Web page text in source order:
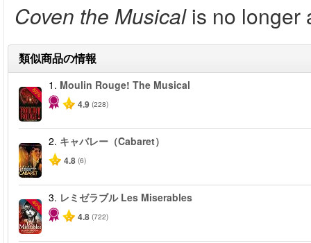
Coven the Musicalis no longer
類似商品の情報
-50%
1. Moulin Rouge! The Musical
4.9 (228)
2. キャバレー（Cabaret）
4.8 (6)
-40%
3. レミゼラブル Les Miserables
4.8 (722)